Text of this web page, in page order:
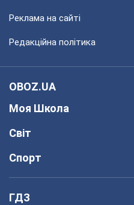
Реклама на сайті
Редакційна політика
OBOZ.UA
Моя Школа
Світ
Спорт
ГДЗ